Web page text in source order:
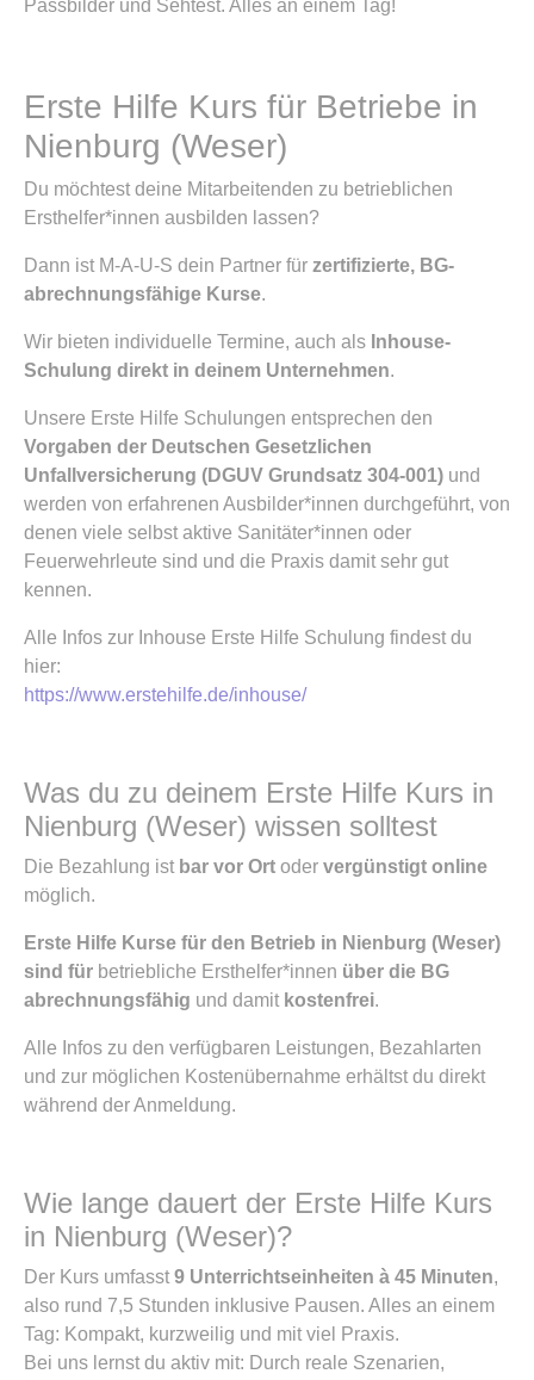
Passbilder und Sehtest. Alles an einem Tag!
Erste Hilfe Kurs für Betriebe in
Nienburg (Weser)
Du möchtest deine Mitarbeitenden zu betrieblichen
Ersthelfer*innen ausbilden lassen?
Dann ist M-A-U-S dein Partner für zertifizierte, BG-
abrechnungsfähige Kurse.
Wir bieten individuelle Termine, auch als Inhouse-
Schulung direkt in deinem Unternehmen.
Unsere Erste Hilfe Schulungen entsprechen den
Vorgaben der Deutschen Gesetzlichen
Unfallversicherung (DGUV Grundsatz 304-001) und
werden von erfahrenen Ausbilder*innen durchgeführt, von
denen viele selbst aktive Sanitäter*innen oder
Feuerwehrleute sind und die Praxis damit sehr gut
kennen.
Alle Infos zur Inhouse Erste Hilfe Schulung findest du
hier:
https://www.erstehilfe.de/inhouse/
Was du zu deinem Erste Hilfe Kurs in
Nienburg (Weser) wissen solltest
Die Bezahlung ist bar vor Ort oder vergünstigt online
möglich.
Erste Hilfe Kurse für den Betrieb in Nienburg (Weser)
sind für betriebliche Ersthelfer*innen über die BG
abrechnungsfähig und damit kostenfrei.
Alle Infos zu den verfügbaren Leistungen, Bezahlarten
und zur möglichen Kostenübernahme erhältst du direkt
während der Anmeldung.
Wie lange dauert der Erste Hilfe Kurs
in Nienburg (Weser)?
Der Kurs umfasst 9 Unterrichtseinheiten à 45 Minuten,
also rund 7,5 Stunden inklusive Pausen. Alles an einem
Tag: Kompakt, kurzweilig und mit viel Praxis.
Bei uns lernst du aktiv mit: Durch reale Szenarien,